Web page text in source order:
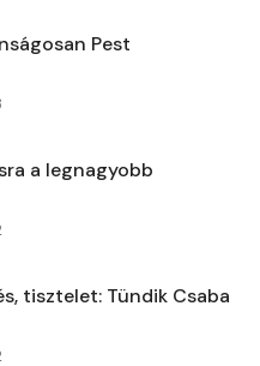
Pest
a legnagyobb
tisztelet: Tündik Csaba